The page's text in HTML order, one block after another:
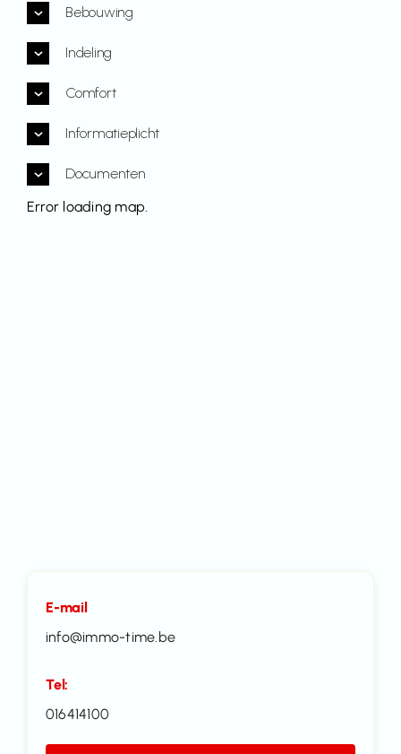
Bebouwing
Indeling
Comfort
Informatieplicht
Documenten
E-mail
info@immo-time.be
Tel:
016414100
Error loading map.